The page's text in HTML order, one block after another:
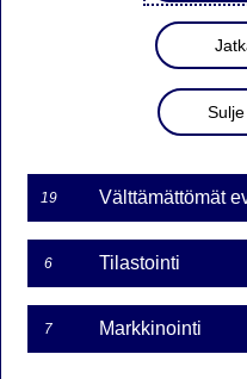
FI, 2018: S3N
02-02-2018 11:27
liikkeeseen osana
joka muodostuu
ja mahdollisista
unlimited
Unlimited
19 Välttämättömät
6 Tilastointi
7 Markkinointi